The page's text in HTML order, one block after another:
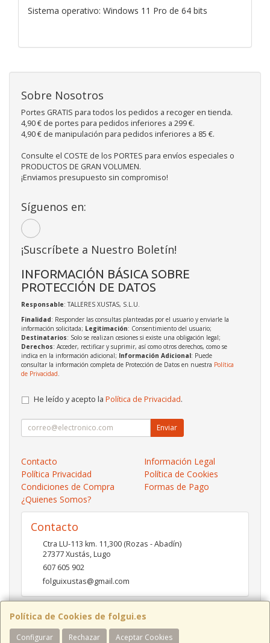
Sistema operativo: Windows 11 Pro de 64 bits
Política de Cookies de folgui.es
Configurar Rechazar Aceptar Cookies
Sobre Nosotros
Portes GRATIS para todos los pedidos a recoger en tienda.
4,90 € de portes para pedidos inferiores a 299 €.
4,90 € de manipulación para pedidos inferiores a 85 €.
Consulte el COSTE de los PORTES para envíos especiales o
PRODUCTOS DE GRAN VOLUMEN.
¡Enviamos presupuesto sin compromiso!
Síguenos en:
¡Suscríbete a Nuestro Boletín!
INFORMACIÓN BÁSICA SOBRE
PROTECCIÓN DE DATOS
Responsable: TALLERES XUSTAS, S.L.U.
Finalidad: Responder las consultas planteadas por el usuario y enviarle la
información solicitada; Legitimación: Consentimiento del usuario;
Destinatarios: Solo se realizan cesiones si existe una obligación legal;
Derechos: Acceder, rectificar y suprimir, así como otros derechos, como se
indica en la información adicional; Información Adicional: Puede
consultar la información completa de Protección de Datos en nuestra Política
de Privacidad
He leído y acepto la Política de Privacidad.
Enviar
Contacto
Información Legal
Política Privacidad
Política de Cookies
Condiciones de Compra
Formas de Pago
¿Quienes Somos?
Contacto
Ctra LU-113 km. 11,300 (Rozas - Abadín)
27377Xustás,Lugo
607 605 902
folguixustas@gmail.com
Horario
Lunes a viernes de 10:00 a 14:00 y de 16:00 a 20:00.